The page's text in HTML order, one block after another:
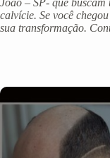
calvície. Se você
sua transformação.